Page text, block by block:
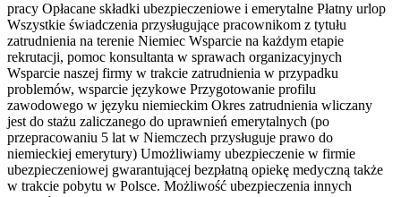
pracy Opłacane składki ubezpieczeniowe i emerytalne Płatny urlop
Wszystkie świadczenia przysługujące pracownikom z tytułu
zatrudnienia na terenie Niemiec Wsparcie na każdym etapie
rekrutacji, pomoc konsultanta w sprawach organizacyjnych
Wsparcie naszej firmy w trakcie zatrudnienia w przypadku
problemów, wsparcie językowe Przygotowanie profilu
zawodowego w języku niemieckim Okres zatrudnienia wliczany
jest do stażu zaliczanego do uprawnień emerytalnych (po
przepracowaniu 5 lat w Niemczech przysługuje prawo do
niemieckiej emerytury) Umożliwiamy ubezpieczenie w firmie
ubezpieczeniowej gwarantującej bezpłatną opiekę medyczną także
w trakcie pobytu w Polsce. Możliwość ubezpieczenia innych